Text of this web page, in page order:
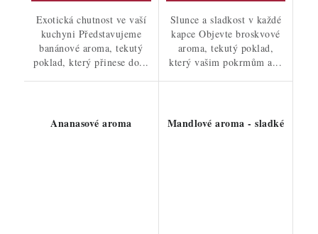
Exotická chutnost ve vaší
kuchyni Představujeme
banánové aroma, tekutý
poklad, který přinese do...
Slunce a sladkost v každé
kapce Objevte broskvové
aroma, tekutý poklad,
který vašim pokrmům a...
Ananasové aroma Mandlové aroma - sladké